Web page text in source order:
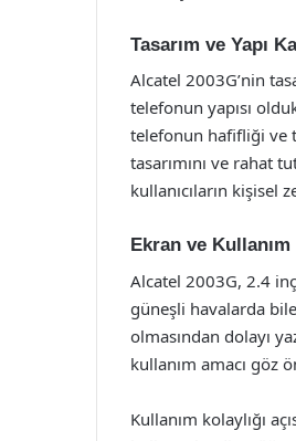
Tasarım ve Yapı
Alcatel 2003G’nin
telefonun yapısı
telefonun hafifliği ve
tasarımını ve rahat
kullanıcıların kişisel
Ekran ve Kullanım
Alcatel 2003G, 2.4
güneşli havalarda
olmasından dolayı
kullanım amacı
Kullanım kolaylığı